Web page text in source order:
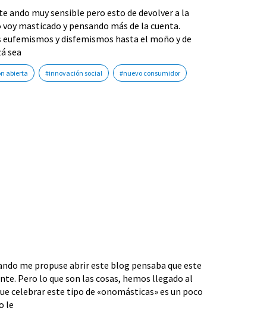
ando muy sensible pero esto de devolver a la
masticado y pensando más de la cuenta.
eufemismos y disfemismos hasta el moño y de
sea
abierta #innovación social #nuevo consumidor
me propuse abrir este blog pensaba que este
Pero lo que son las cosas, hemos llegado al
celebrar este tipo de «onomásticas» es un poco
le